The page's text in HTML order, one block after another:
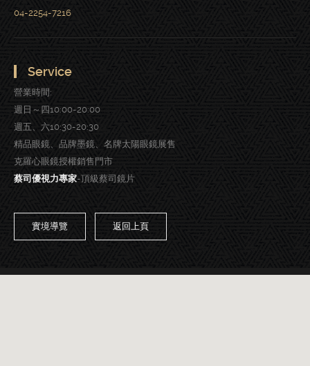
04-2254-7216
Service
營業時間:
週日～四10:00-20:00
週五、六10:30-20:30
精品眼鏡、品牌墨鏡、名牌太陽眼鏡展售
克羅心眼鏡授權銷售門市
蔡司優視力專家-頂級蔡司鏡片
實境導覽 返回上頁